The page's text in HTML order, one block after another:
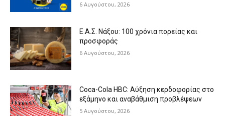
6 Αυγούστου, 2026
Ε.Α.Σ. Νάξου: 100 χρόνια πορείας και
προσφοράς
6 Αυγούστου, 2026
Coca-Cola HBC: Αύξηση κερδοφορίας στο
εξάμηνο και αναβάθμιση προβλέψεων
5 Αυγούστου, 2026